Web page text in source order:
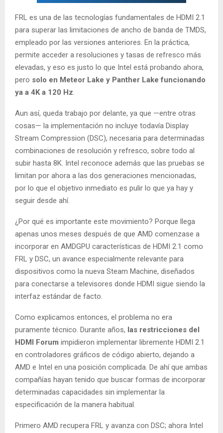
FRL es una de las tecnologías fundamentales de HDMI 2.1
para superar las limitaciones de ancho de banda de TMDS,
empleado por las versiones anteriores. En la práctica,
permite acceder a resoluciones y tasas de refresco más
elevadas, y eso es justo lo que Intel está probando ahora,
pero solo en Meteor Lake y Panther Lake funcionando
ya a 4K a 120 Hz.
Aun así, queda trabajo por delante, ya que —entre otras
cosas— la implementación no incluye todavía Display
Stream Compression (DSC), necesaria para determinadas
combinaciones de resolución y refresco, sobre todo al
subir hasta 8K. Intel reconoce además que las pruebas se
limitan por ahora a las dos generaciones mencionadas,
por lo que el objetivo inmediato es pulir lo que ya hay y
seguir desde ahí.
¿Por qué es importante este movimiento? Porque llega
apenas unos meses después de que AMD comenzase a
incorporar en AMDGPU características de HDMI 2.1 como
FRL y DSC, un avance especialmente relevante para
dispositivos como la nueva Steam Machine, diseñados
para conectarse a televisores donde HDMI sigue siendo la
interfaz estándar de facto.
Como explicamos entonces, el problema no era
puramente técnico. Durante años, las restricciones del
HDMI Forum impidieron implementar libremente HDMI 2.1
en controladores gráficos de código abierto, dejando a
AMD e Intel en una posición complicada. De ahí que ambas
compañías hayan tenido que buscar formas de incorporar
determinadas capacidades sin implementar la
especificación de la manera habitual.
Primero AMD recupera FRL y avanza con DSC; ahora Intel